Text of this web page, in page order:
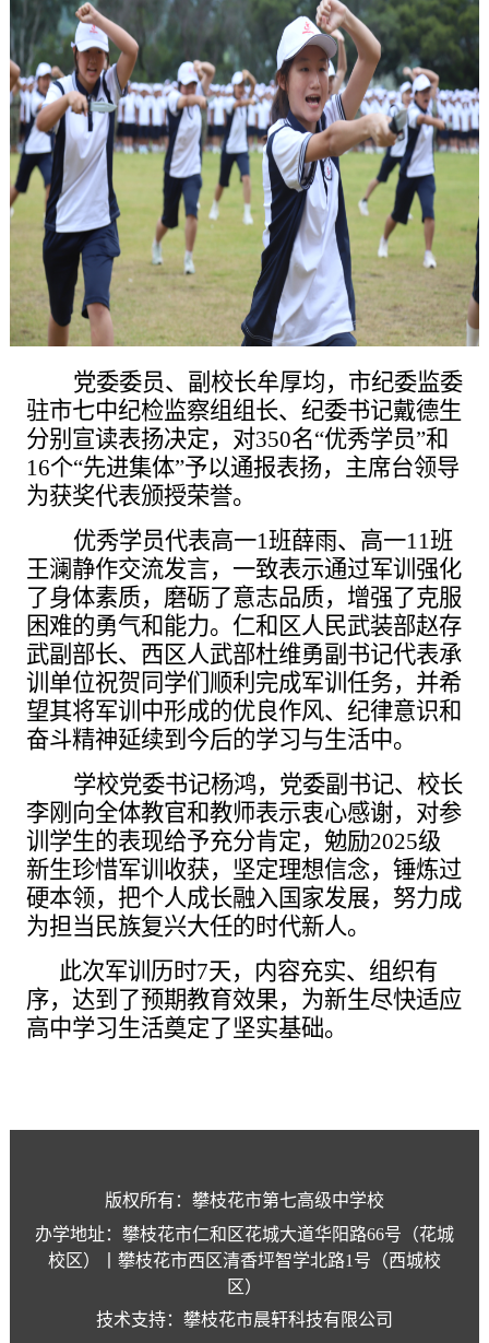
党委委员、副校长牟厚均，市纪委监委
驻市七中纪检监察组组长、纪委书记戴德生
分别宣读表扬决定，对350名“优秀学员”和
16个“先进集体”予以通报表扬，主席台领导
为获奖代表颁授荣誉。
优秀学员代表高一1班薛雨、高一11班
王澜静作交流发言，一致表示通过军训强化
了身体素质，磨砺了意志品质，增强了克服
困难的勇气和能力。仁和区人民武装部赵存
武副部长、西区人武部杜维勇副书记代表承
训单位祝贺同学们顺利完成军训任务，并希
望其将军训中形成的优良作风、纪律意识和
奋斗精神延续到今后的学习与生活中。
学校党委书记杨鸿，党委副书记、校长
李刚向全体教官和教师表示衷心感谢，对参
训学生的表现给予充分肯定，勉励2025级
新生珍惜军训收获，坚定理想信念，锤炼过
硬本领，把个人成长融入国家发展，努力成
为担当民族复兴大任的时代新人。
此次军训历时7天，内容充实、组织有
序，达到了预期教育效果，为新生尽快适应
高中学习生活奠定了坚实基础。
版权所有：攀枝花市第七高级中学校
办学地址：攀枝花市仁和区花城大道华阳路66号（花城
校区）丨攀枝花市西区清香坪智学北路1号（西城校
区）
技术支持：攀枝花市晨轩科技有限公司